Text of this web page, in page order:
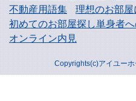
不動産用語集
理想のお部
初めてのお部屋探し単身者
オンライン内見
Copyrights(c)アイユー